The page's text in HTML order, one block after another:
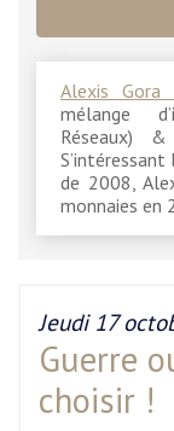
Alexis Gora
mélange
Réseaux)
de 2008,
monnaies en
Jeudi 17
Guerre
choisir !